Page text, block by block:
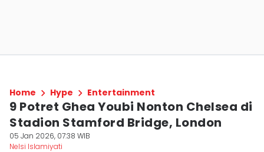
Home Hype Entertainment
9 Potret Ghea Youbi Nonton Chelsea di
Stadion Stamford Bridge, London
05 Jan 2026, 07:38 WIB
Nelsi Islamiyati